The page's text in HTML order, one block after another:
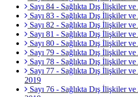
Sayı 84 - Sağlıkta Dış İlişkiler
Sayı 83 - Sağlıkta Dış İlişkiler
Sayı 82 - Sağlıkta Dış İlişkiler
Sayı 81 - Sağlıkta Dış İlişkiler
Sayı 80 - Sağlıkta Dış İlişkiler
Sayı 79 - Sağlıkta Dış İlişkiler
Sayı 78 - Sağlıkta Dış İlişkiler
Sayı 77 - Sağlıkta Dış İlişkiler
2019
Sayı 76 - Sağlıkta Dış İlişkiler